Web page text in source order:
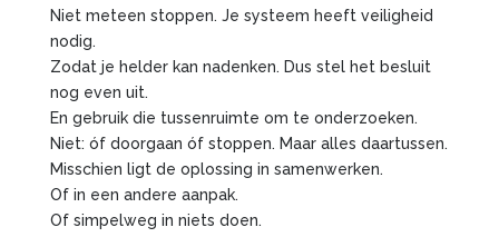
Niet meteen stoppen. Je systeem heeft veiligheid
nodig.
Zodat je helder kan nadenken. Dus stel het besluit
nog even uit.
En gebruik die tussenruimte om te onderzoeken.
Niet: óf doorgaan óf stoppen. Maar alles daartussen.
Misschien ligt de oplossing in samenwerken.
Of in een andere aanpak.
Of simpelweg in niets doen.